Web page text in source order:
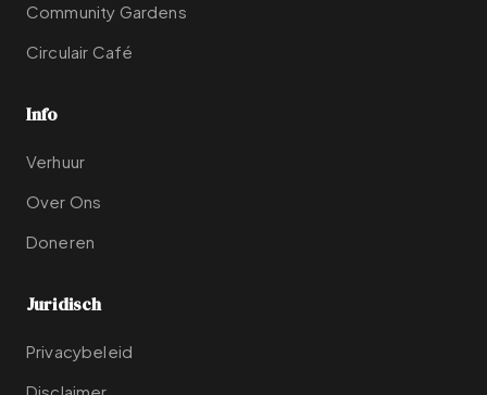
Community Gardens
Circulair Café
Info
Verhuur
Over Ons
Doneren
Juridisch
Privacybeleid